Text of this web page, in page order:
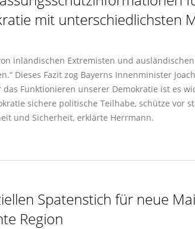
mit unterschiedlichsten
inländischen Extremisten und
Dieses Fazit zog Bayerns Innenminister
Funktionieren unserer Demokratie ist es
sichere politische Teilhabe, schütze vor
und Sicherheit, erklärte Herrmann.
Spatenstich für neue
Region